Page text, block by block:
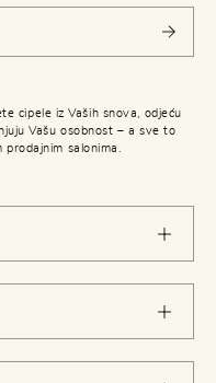
cipele iz Vaših snova, odjeću
Vašu osobnost – a sve to
salonima.